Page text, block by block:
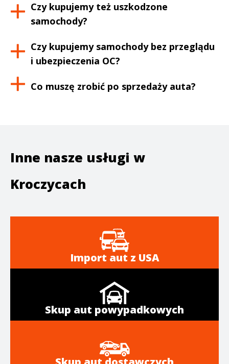
Czy kupujemy też uszkodzone
samochody?
Czy kupujemy samochody bez przeglądu
i ubezpieczenia OC?
Co muszę zrobić po sprzedaży auta?
Inne nasze usługi w
Kroczycach
Import aut z USA
Skup aut powypadkowych